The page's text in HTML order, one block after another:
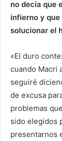
no decía que
infierno y
solucionar el
«El duro
cuando Macri
seguiré
de excusa
problemas
sido elegidos
presentarnos